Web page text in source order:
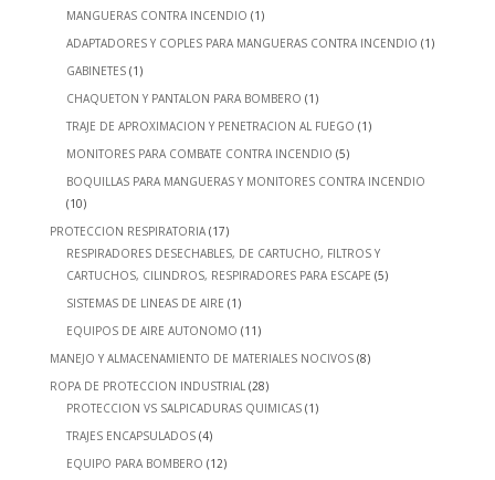
MANGUERAS CONTRA INCENDIO (1)
ADAPTADORES Y COPLES PARA MANGUERAS CONTRA INCENDIO (1)
GABINETES (1)
CHAQUETON Y PANTALON PARA BOMBERO (1)
TRAJE DE APROXIMACION Y PENETRACION AL FUEGO (1)
MONITORES PARA COMBATE CONTRA INCENDIO (5)
BOQUILLAS PARA MANGUERAS Y MONITORES CONTRA INCENDIO
(10)
PROTECCION RESPIRATORIA (17)
RESPIRADORES DESECHABLES, DE CARTUCHO, FILTROS Y
CARTUCHOS, CILINDROS, RESPIRADORES PARA ESCAPE (5)
SISTEMAS DE LINEAS DE AIRE (1)
EQUIPOS DE AIRE AUTONOMO (11)
MANEJO Y ALMACENAMIENTO DE MATERIALES NOCIVOS (8)
ROPA DE PROTECCION INDUSTRIAL (28)
PROTECCION VS SALPICADURAS QUIMICAS (1)
TRAJES ENCAPSULADOS (4)
EQUIPO PARA BOMBERO (12)